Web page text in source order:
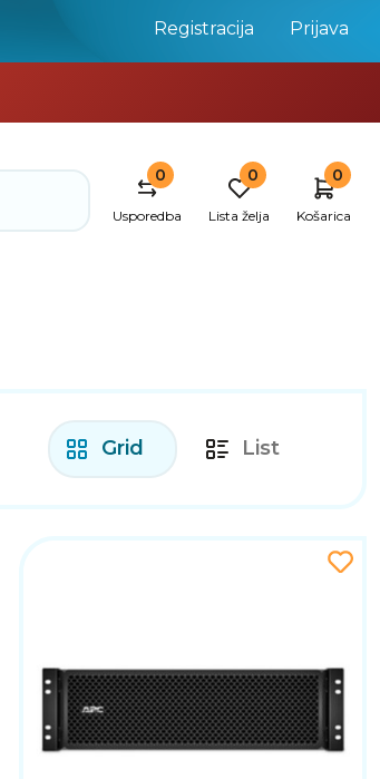
Registracija Prijava
0
Usporedba
0
Lista želja
0
Košarica
Grid List